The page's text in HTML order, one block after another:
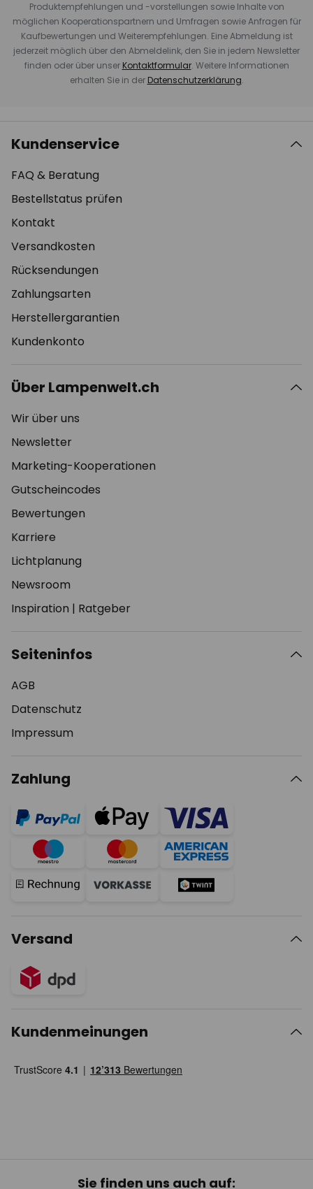
Produktempfehlungen und -vorstellungen sowie Inhalte von
möglichen Kooperationspartnern und Umfragen sowie Anfragen für
Kaufbewertungen und Weiterempfehlungen. Eine Abmeldung ist
jederzeit möglich über den Abmeldelink, den Sie in jedem Newsletter
finden oder über unser Kontaktformular. Weitere Informationen
erhalten Sie in der Datenschutzerklärung.
Kundenservice
FAQ & Beratung
Bestellstatus prüfen
Kontakt
Versandkosten
Rücksendungen
Zahlungsarten
Herstellergarantien
Kundenkonto
Über Lampenwelt.ch
Wir über uns
Newsletter
Marketing-Kooperationen
Gutscheincodes
Bewertungen
Karriere
Lichtplanung
Newsroom
Inspiration | Ratgeber
Seiteninfos
AGB
Datenschutz
Impressum
Zahlung
Versand
Kundenmeinungen
Sie finden uns auch auf: